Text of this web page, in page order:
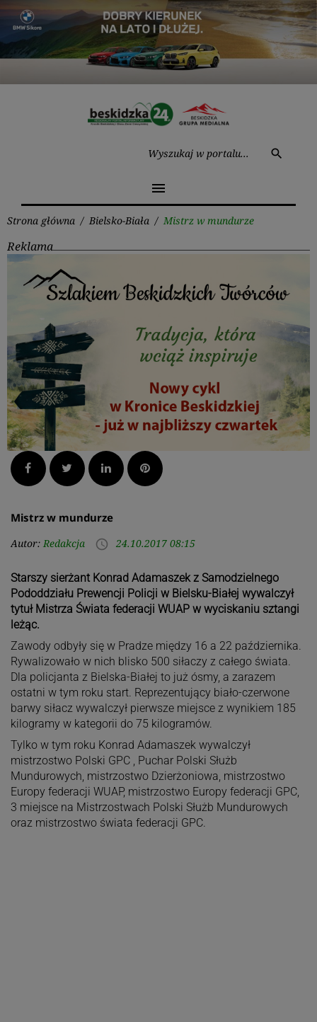
Przejdź
treści
search
menu
Strona główna / Bielsko-Biała / Mistrz w mundurze
Reklama
Facebook Twitter LinkedInPinterest
Mistrz w mundurze
Autor: Redakcja access_time 24.10.2017 08:15
Starszy sierżant Konrad Adamaszek z Samodzielnego
Pododdziału Prewencji Policji w Bielsku-Białej wywalczył
tytuł Mistrza Świata federacji WUAP w wyciskaniu sztangi
leżąc.
Zawody odbyły się w Pradze między 16 a 22 października.
Rywalizowało w nich blisko 500 siłaczy z całego świata.
Dla policjanta z Bielska-Białej to już ósmy, a zarazem
ostatni w tym roku start. Reprezentujący biało-czerwone
barwy siłacz wywalczył pierwsze miejsce z wynikiem 185
kilogramy w kategorii do 75 kilogramów.
Tylko w tym roku Konrad Adamaszek wywalczył
mistrzostwo Polski GPC , Puchar Polski Służb
Mundurowych, mistrzostwo Dzierżoniowa, mistrzostwo
Europy federacji WUAP, mistrzostwo Europy federacji GPC,
3 miejsce na Mistrzostwach Polski Służb Mundurowych
oraz mistrzostwo świata federacji GPC.